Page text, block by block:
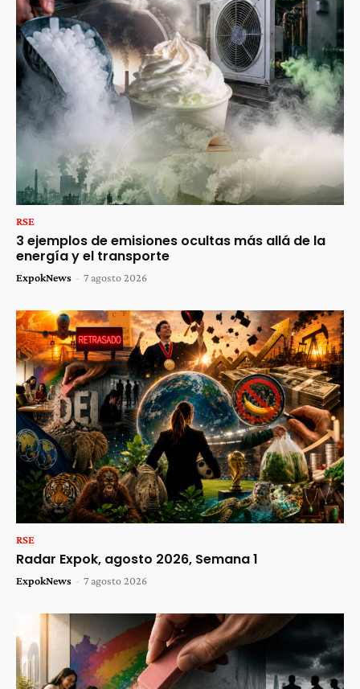
RSE
3 ejemplos de emisiones ocultas más allá de la
energía y el transporte
ExpokNews - 7 agosto 2026
RSE
Radar Expok, agosto 2026, Semana 1
ExpokNews - 7 agosto 2026